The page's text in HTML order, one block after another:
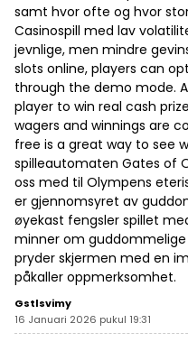
samt hvor ofte og hvor
Casinospill med lav
jevnlige, men mindre
slots online, players can
through the demo mode.
player to win real cash
wagers and winnings are
free is a great way to see
spilleautomaten Gates of
oss med til Olympens
er gjennomsyret av
øyekast fengsler spillet
minner om guddommelige
pryder skjermen med en
påkaller oppmerksomhet.
Gstlsvimy
16 Januari 2026 pukul 19:31